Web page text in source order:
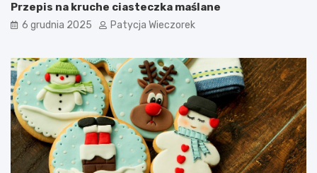
Przepis na kruche ciasteczka maślane
6 grudnia 2025 Patycja Wieczorek